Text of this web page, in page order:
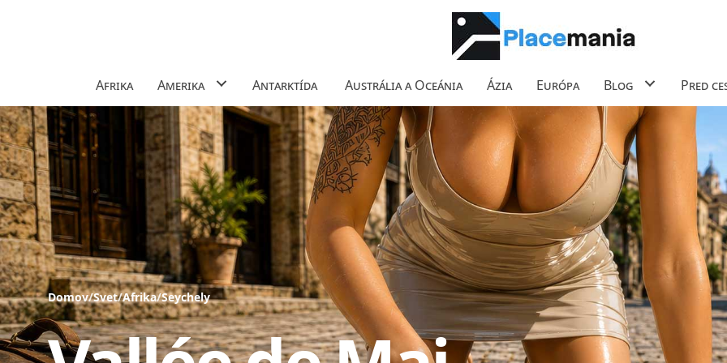
Afrika Amerika Antarktída Austrália a Oceánia Ázia Európa Blog Pred
Domov/Svet/Afrika/Seychely